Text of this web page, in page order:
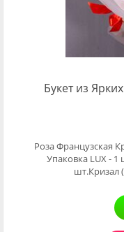
Букет из
Роза Французская
Упаковка LUX - 1
шт.Кризал